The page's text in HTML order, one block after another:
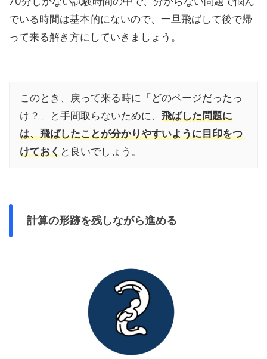
でいる時間は基本的にないので、一旦飛ばして後で帰
って来る解き方にしていきましょう。
このとき、戻って来る時に「どのページだったっ
け？」と手間取らないために、 飛ばした問題に
は、飛ばしたことが分かりやすいように目印をつ
けておくと良いでしょう。
計算の形跡を残しながら進める